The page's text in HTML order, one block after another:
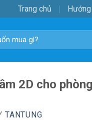
Trang chủ
2D cho
TANTUNG